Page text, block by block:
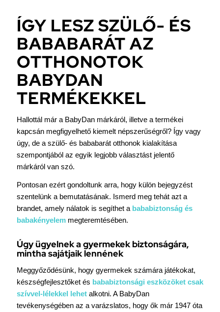
ÍGY LESZ SZÜLŐ- ÉS
BABABARÁT AZ
OTTHONOTOK
BABYDAN
TERMÉKEKKEL
Hallottál már a BabyDan márkáról, illetve a termékei
kapcsán megfigyelhető kiemelt népszerűségről? Így vagy
úgy, de a szülő- és bababarát otthonok kialakítása
szempontjából az egyik legjobb választást jelentő
márkáról van szó.
Pontosan ezért gondoltunk arra, hogy külön bejegyzést
szentelünk a bemutatásának. Ismerd meg tehát azt a
brandet, amely nálatok is segíthet a bababiztonság és
babakényelemmegteremtésében.
Úgy ügyelnek a gyermekek biztonságára,
mintha sajátjaik lennének
Meggyőződésünk, hogy gyermekek számára játékokat,
készségfejlesztőket és bababiztonsági eszközöket csak
szívvel-lélekkel lehetalkotni. A BabyDan
tevékenységében az a varázslatos, hogy ők már 1947 óta